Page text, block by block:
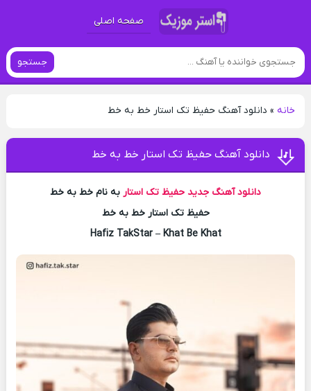
صفحه اصلی
جستجو
خانه» دانلود آهنگ حفیظ تک استار خط به خط
دانلود آهنگ حفیظ تک استار خط به خط
دانلود آهنگ جدید حفیظ تک استار به نام خط به خط
حفیظ تک استار خط به خط
Hafiz TakStar – Khat Be Khat